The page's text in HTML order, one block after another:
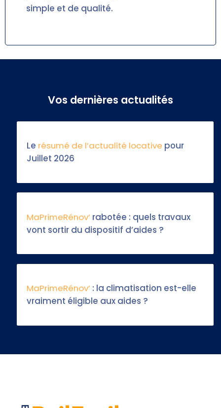
simple et de qualité.
Vos dernières actualités
Le résumé de l’actualité locative pour
Juillet 2026
MaPrimeRénov’ rabotée : quels travaux
vont sortir du dispositif d’aides ?
MaPrimeRénov’ : la climatisation est-elle
vraiment éligible aux aides ?